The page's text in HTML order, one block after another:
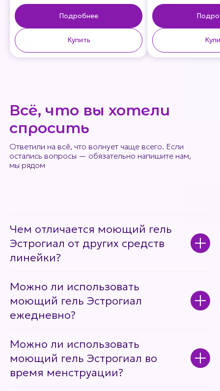
Подробнее
Купить
Ответили на всё, что волнует чаще всего. Если
остались вопросы — обязательно напишите нам,
мы рядом
Всё, что вы хотели
спросить
Чем отличается моющий гель
Эстрогиал от других средств
линейки?
Можно ли использовать
моющий гель Эстрогиал
ежедневно?
Можно ли использовать
моющий гель Эстрогиал во
время менструации?